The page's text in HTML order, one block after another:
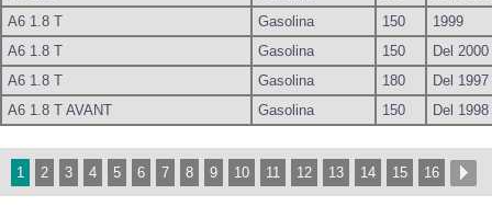
A6 1.8 T
Gasolina 150
1999
A6 1.8 T
Gasolina 150
Del
A6 1.8 T
Gasolina 180
Del
A6 1.8 T AVANT
Gasolina 150 Del
1 2 3 4 5 6 7 8 9 10 11 12 13 14 15 16